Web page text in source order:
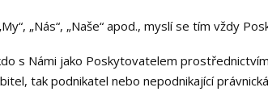
„Nás“, „Naše“ apod., myslí se tím vždy
s Námi jako Poskytovatelem
tak podnikatel nebo nepodnikající